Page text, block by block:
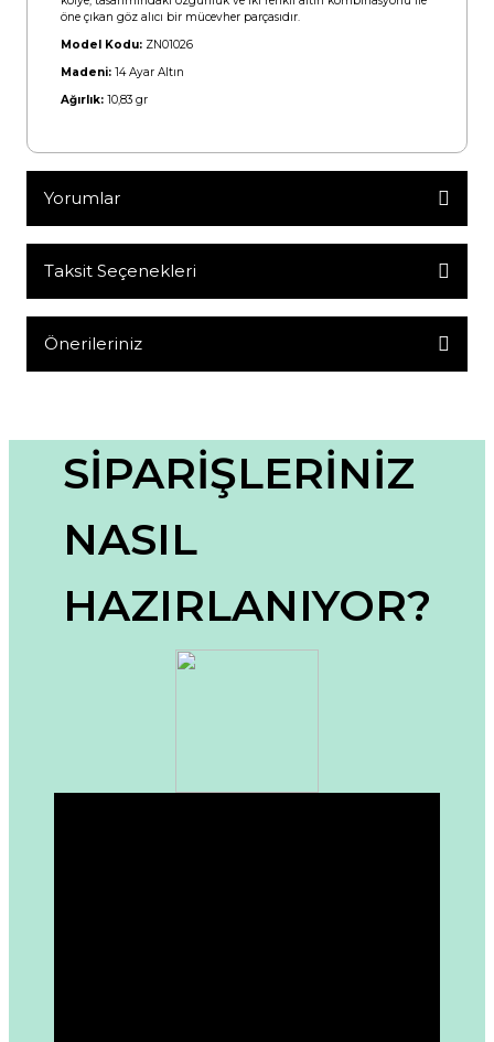
öne çıkan göz alıcı bir mücevher parçasıdır.
Model Kodu: ZN01026
Madeni: 14 Ayar Altın
Ağırlık: 10,83 gr
Yorumlar
Bu ürüne ilk yorumu siz yapın!
Taksit Seçenekleri
Önerileriniz
Görüş ve önerileriniz için teşekkür ederiz.
Ürün resmi kalitesiz, bozuk veya görüntülenemiyor.
Ürün açıklamasında eksik bilgiler bulunuyor.
Ürün fiyatı diğer sitelerden daha pahalı.
Bu ürüne benzer farklı alternatifler olmalı.
SİPARİŞLERİNİZ
NASIL
HAZIRLANIYOR?